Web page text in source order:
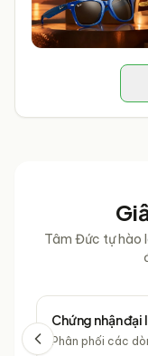
Tâm Đức tự hào
Chứng nhận đại
Phân phối các